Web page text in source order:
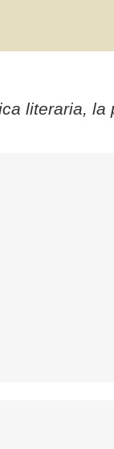
literaria, la